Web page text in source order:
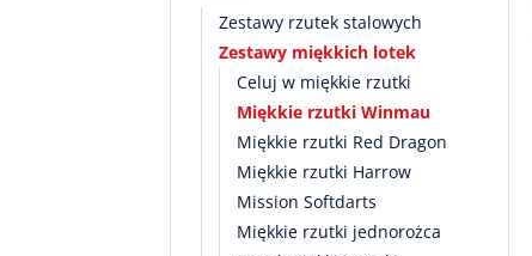
Zestawy rzutek stalowych
Zestawy miękkich lotek
Celuj w miękkie rzutki
Miękkie rzutki Winmau
Miękkie rzutki Red Dragon
Miękkie rzutki Harrow
Mission Softdarts
Miękkie rzutki jednorożca